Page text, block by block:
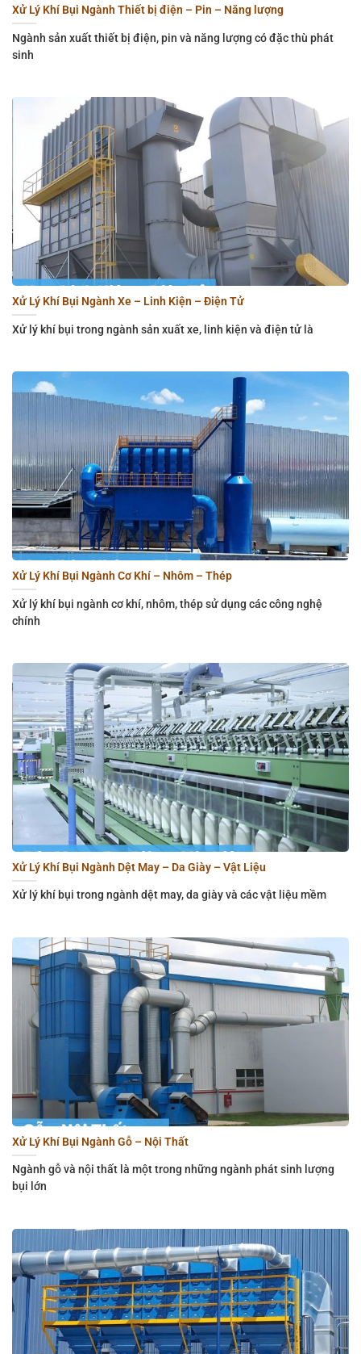
Xử Lý Khí Bụi Ngành Thiết bị điện – Pin – Năng lượng
Ngành sản xuất thiết bị điện, pin và năng lượng có đặc thù phát
sinh
Xử Lý Khí Bụi Ngành Xe – Linh Kiện – Điện Tử
Xử lý khí bụi trong ngành sản xuất xe, linh kiện và điện tử là
Xử Lý Khí Bụi Ngành Cơ Khí – Nhôm – Thép
Xử lý khí bụi ngành cơ khí, nhôm, thép sử dụng các công nghệ
chính
Xử Lý Khí Bụi Ngành Dệt May – Da Giày – Vật Liệu
Xử lý khí bụi trong ngành dệt may, da giày và các vật liệu mềm
Xử Lý Khí Bụi Ngành Gỗ – Nội Thất
Ngành gỗ và nội thất là một trong những ngành phát sinh lượng
bụi lớn